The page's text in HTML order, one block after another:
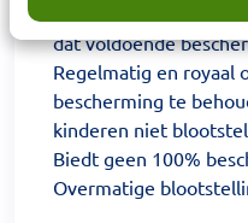
dat voldoende
Regelmatig en royaal
bescherming te
kinderen niet
Biedt geen 100%
Overmatige